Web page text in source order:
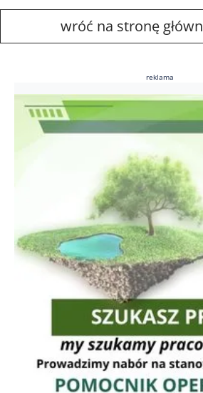
wróć na stronę
reklama